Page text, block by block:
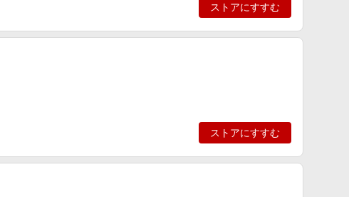
ストアにすすむ
ストアにすすむ